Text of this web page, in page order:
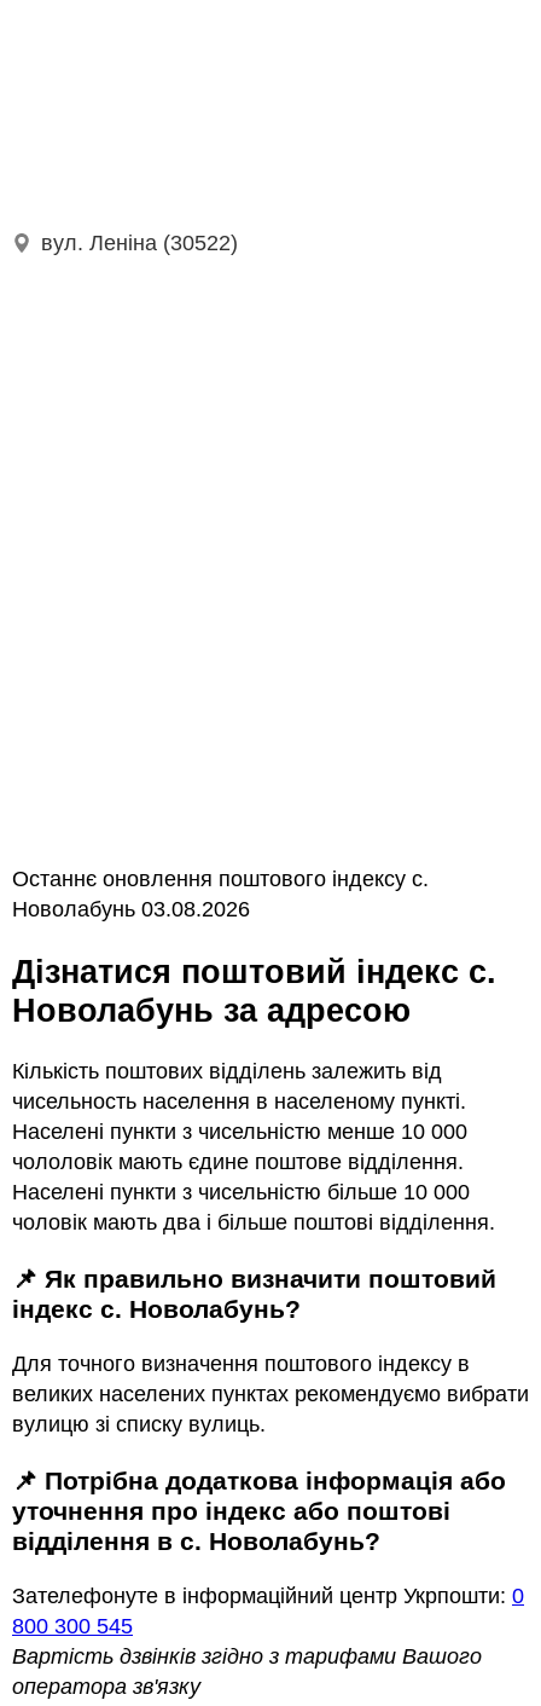
вул. Леніна (30522)
Останнє оновлення поштового індексу с.
Новолабунь 03.08.2026
Дізнатися поштовий індекс с.
Новолабунь за адресою
Кількість поштових відділень залежить від
чисельность населення в населеному пункті.
Населені пункти з чисельністю менше 10 000
чололовік мають єдине поштове відділення.
Населені пункти з чисельністю більше 10 000
чоловік мають два і більше поштові відділення.
📌 Як правильно визначити поштовий
індекс с. Новолабунь?
Для точного визначення поштового індексу в
великих населених пунктах рекомендуємо вибрати
вулицю зі списку вулиць.
📌 Потрібна додаткова інформація або
уточнення про індекс або поштові
відділення в с. Новолабунь?
Зателефонуте в інформаційний центр Укрпошти: 0
800 300 545
Вартість дзвінків згідно з тарифами Вашого
оператора зв'язку